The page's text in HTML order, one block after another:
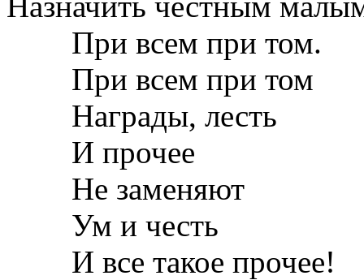
При всем при том.
При всем при том
Награды, лесть
И прочее
Не заменяют
Ум и честь
И все такое прочее!